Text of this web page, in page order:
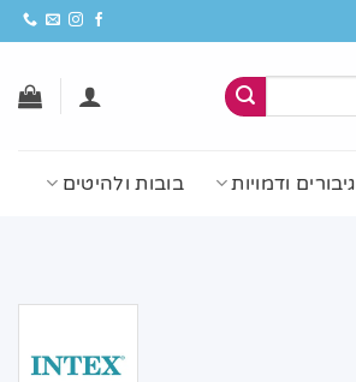
גיבורים ודמויות בובות ולהיטים